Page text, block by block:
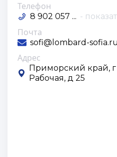
Телефон
8 902 057 ... -
Почта
sofi@lombard-sofia.ru
Адрес
Приморский край, г
Рабочая, д 25